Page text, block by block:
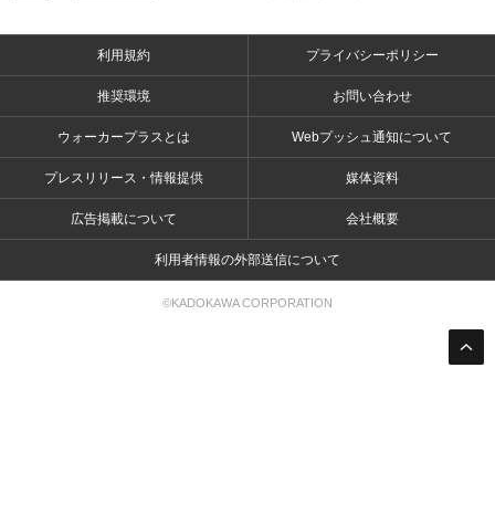
利用規約 プライバシーポリシー
推奨環境 お問い合わせ
ウォーカープラスとは Webプッシュ通知について
プレスリリース・情報提供 媒体資料
広告掲載について 会社概要
利用者情報の外部送信について
©KADOKAWA CORPORATION